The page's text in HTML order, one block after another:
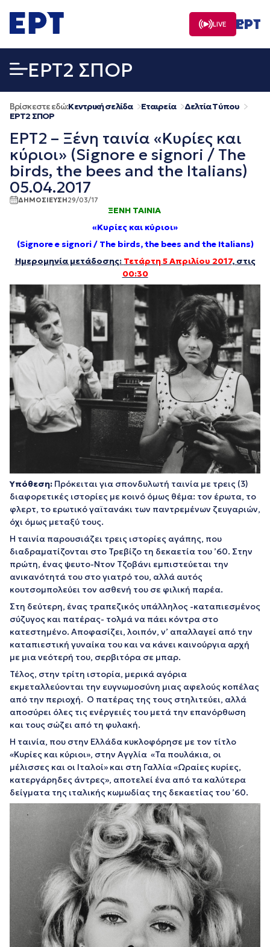
σε
περιεχόμενο
LIVE
EΡΤ2 ΣΠΟΡ
Βρίσκεστε εδώ:Κεντρική σελίδα Εταιρεία
Δελτία Τύπου
EΡΤ2 ΣΠΟΡ
ΕΡΤ2 – Ξένη ταινία «Κυρίες και
κύριοι» (Signore e signori / The
birds, the bees and the Italians)
05.04.2017
ΔΗΜΟΣΙΕΥΣΗ29/03/17
ΞΕΝΗ ΤΑΙΝΙΑ
«Κυρίες και κύριοι»
(Signore e signori / The birds, the bees and the Italians)
Ημερομηνία μετάδοσης: Τετάρτη 5 Απριλίου 2017, στις
00:30
Υπόθεση: Πρόκειται για σπονδυλωτή ταινία με τρεις (3)
διαφορετικές ιστορίες με κοινό όμως θέμα: τον έρωτα, το
φλερτ, το ερωτικό γαϊτανάκι των παντρεμένων ζευγαριών,
όχι όμως μεταξύ τους.
Η ταινία παρουσιάζει τρεις ιστορίες αγάπης, που
διαδραματίζονται στο Τρεβίζο τη δεκαετία του ’60. Στην
πρώτη, ένας ψευτο-Ντον Τζοβάνι εμπιστεύεται την
ανικανότητά του στο γιατρό του, αλλά αυτός
κουτσομπολεύει τον ασθενή του σε φιλική παρέα.
Στη δεύτερη, ένας τραπεζικός υπάλληλος -καταπιεσμένος
σύζυγος και πατέρας- τολμά να πάει κόντρα στο
κατεστημένο. Αποφασίζει, λοιπόν, ν’ απαλλαγεί από την
καταπιεστική γυναίκα του και να κάνει καινούργια αρχή
με μια νεότερή του, σερβιτόρα σε μπαρ.
Τέλος, στην τρίτη ιστορία, μερικά αγόρια
εκμεταλλεύονται την ευγνωμοσύνη μιας αφελούς κοπέλας
από την περιοχή. Ο πατέρας της τους στηλιτεύει, αλλά
αποσύρει όλες τις ενέργειές του μετά την επανόρθωση
και τους σώζει από τη φυλακή.
Η ταινία, που στην Ελλάδα κυκλοφόρησε με τον τίτλο
«Κυρίες και κύριοι», στην Αγγλία «Τα πουλάκια, οι
μέλισσες και οι Ιταλοί» και στη Γαλλία «Ωραίες κυρίες,
κατεργάρηδες άντρες», αποτελεί ένα από τα καλύτερα
δείγματα της ιταλικής κωμωδίας της δεκαετίας του ’60.